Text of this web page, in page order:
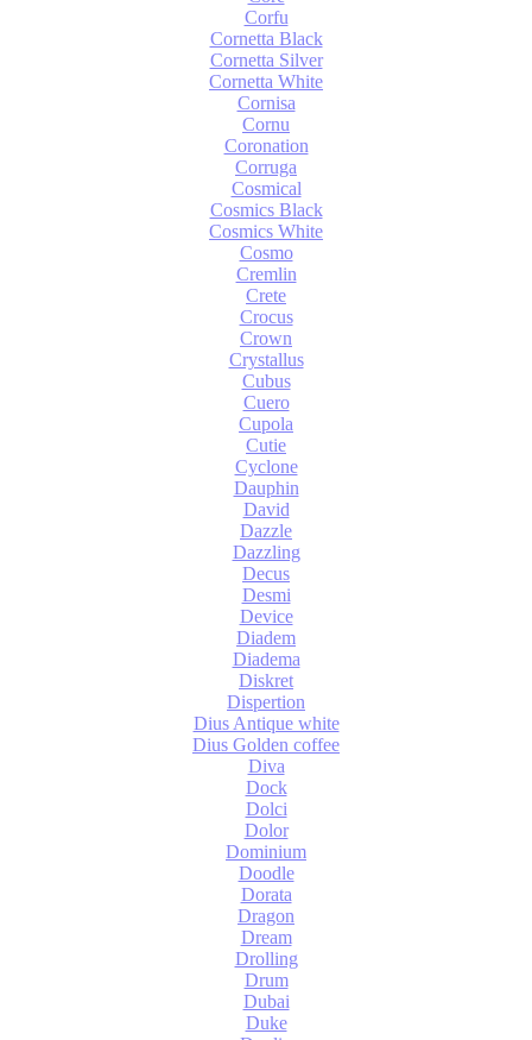
Corfu
Cornetta Black
Cornetta Silver
Cornetta White
Cornisa
Cornu
Coronation
Corruga
Cosmical
Cosmics Black
Cosmics White
Cosmo
Cremlin
Crete
Crocus
Crown
Crystallus
Cubus
Cuero
Cupola
Cutie
Cyclone
Dauphin
David
Dazzle
Dazzling
Decus
Desmi
Device
Diadem
Diadema
Diskret
Dispertion
Dius Antique white
Dius Golden coffee
Diva
Dock
Dolci
Dolor
Dominium
Doodle
Dorata
Dragon
Dream
Drolling
Drum
Dubai
Duke